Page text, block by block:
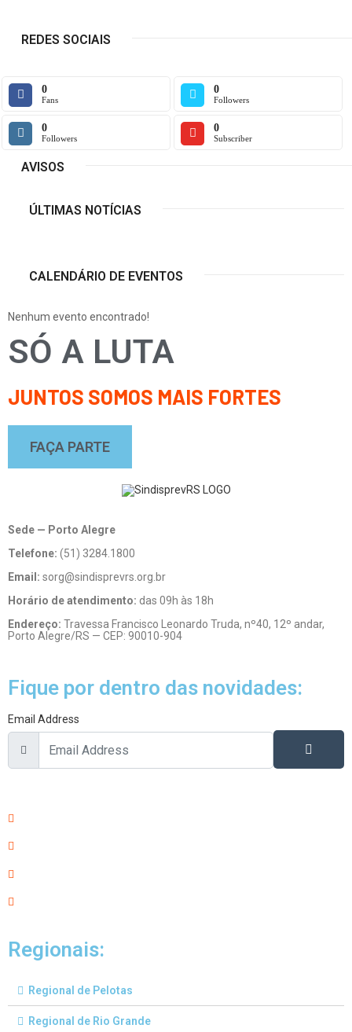
REDES SOCIAIS
0
Fans
0
Followers
0
Followers
0
Subscriber
AVISOS
ÚLTIMAS NOTÍCIAS
CALENDÁRIO DE EVENTOS
Nenhum evento encontrado!
SÓ A LUTA
JUNTOS SOMOS MAIS FORTES
FAÇA PARTE
Sede — Porto Alegre
Telefone: (51) 3284.1800
Email: sorg@sindisprevrs.org.br
Horário de atendimento: das 09h às 18h
Endereço: Travessa Francisco Leonardo Truda, nº40, 12º andar,
Porto Alegre/RS — CEP: 90010-904
Fique por dentro das novidades:
Email Address
Regionais:
Regional de Pelotas
Regional de Rio Grande